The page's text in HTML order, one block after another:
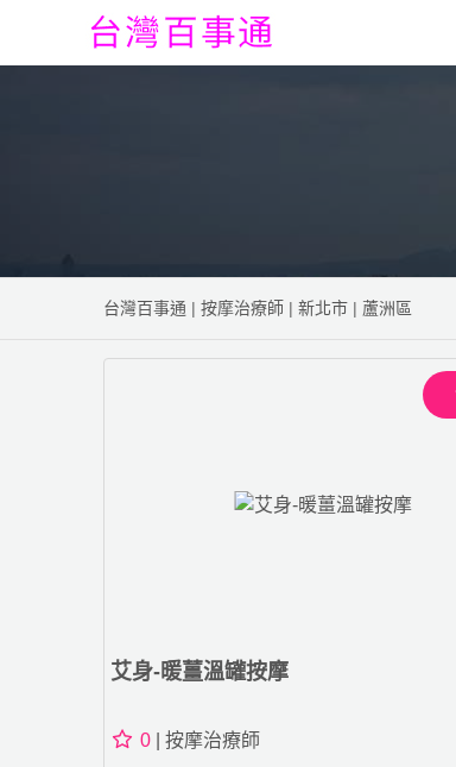
台灣百事通 | 按摩治療師 | 新北市 | 蘆洲區
艾身-暖薑溫罐按摩
0 | 按摩治療師